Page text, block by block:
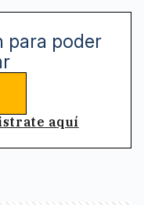
para poder
aquí